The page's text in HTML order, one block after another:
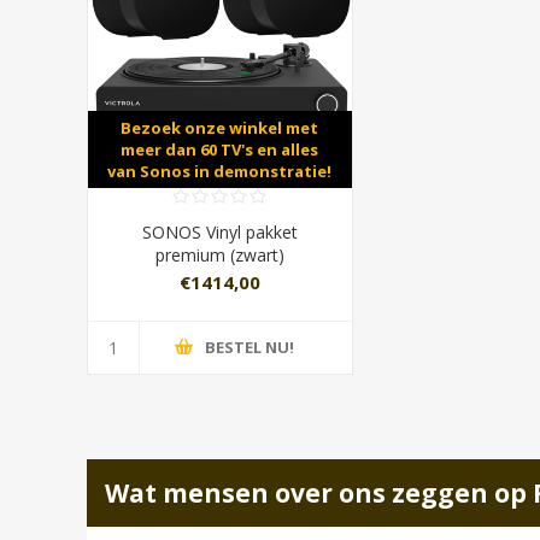
Bezoek onze winkel met
meer dan 60 TV's en alles
van Sonos in demonstratie!
SONOS Vinyl pakket
premium (zwart)
€1414,00
BESTEL NU!
Wat mensen over ons zeggen op